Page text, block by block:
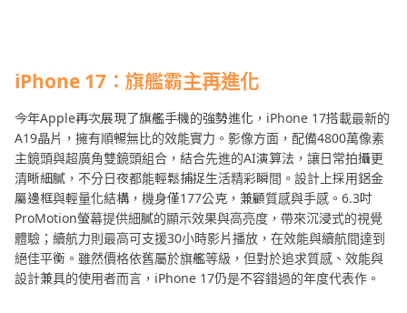
iPhone 17 ：旗艦霸主再進化
今年Apple再次展現了旗艦手機的強勢進化，iPhone 17搭載最新的
A19晶片，擁有順暢無比的效能實力。影像方面，配備4800萬像素
主鏡頭與超廣角雙鏡頭組合，結合先進的AI演算法，讓日常拍攝更
清晰細膩，不分日夜都能輕鬆捕捉生活精彩瞬間。設計上採用鋁金
屬邊框與輕量化結構，機身僅177公克，兼顧質感與手感。6.3吋
ProMotion螢幕提供細膩的顯示效果與高亮度，帶來沉浸式的視覺
體驗；續航力則最高可支援30小時影片播放，在效能與續航間達到
絕佳平衡。雖然價格依舊屬於旗艦等級，但對於追求質感、效能與
設計兼具的使用者而言，iPhone 17仍是不容錯過的年度代表作。